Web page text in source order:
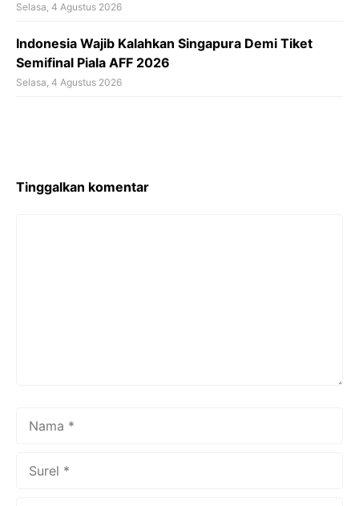
Selasa, 4 Agustus 2026
Indonesia Wajib Kalahkan Singapura Demi Tiket
Semifinal Piala AFF 2026
Selasa, 4 Agustus 2026
Tinggalkan komentar